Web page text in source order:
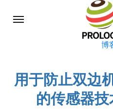
博
用于防止双边
的传感器技